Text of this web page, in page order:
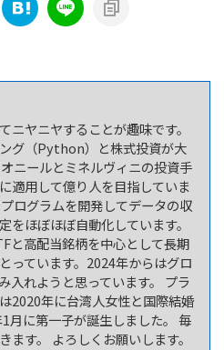
ニヤニヤすることが趣味です。
グ（Python）と株式投資が大
ニールとミネルヴィニの投資手
適用して億り人を目指していま
ログラムを開発してデータの収
をほぼほぼ自動化しています。
と高配当銘柄を中心として長期
っています。2024年からはグロ
入れようと思っています。 プラ
2020年に台湾人女性と国際結婚
月に第一子が誕生しました。 毎
ます。 よろしくお願いします。